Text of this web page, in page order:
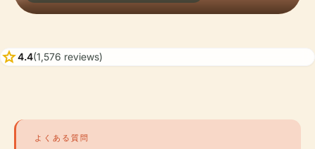
star4.4(1,576 reviews)
よくある質問